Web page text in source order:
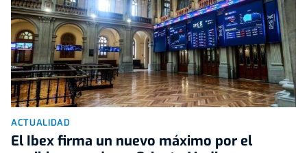
ACTUALIDAD
El Ibex firma un nuevo máximo por el